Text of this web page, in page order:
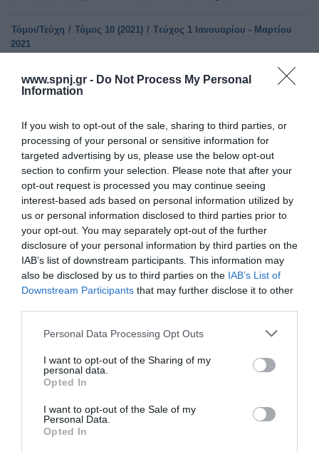
www.spnj.gr - Do Not Process My Personal
Information
If you wish to opt-out of the sale, sharing to third parties, or
processing of your personal or sensitive information for
targeted advertising by us, please use the below opt-out
section to confirm your selection. Please note that after your
opt-out request is processed you may continue seeing
interest-based ads based on personal information utilized by
us or personal information disclosed to third parties prior to
your opt-out. You may separately opt-out of the further
disclosure of your personal information by third parties on the
IAB’s list of downstream participants. This information may
also be disclosed by us to third parties on the IAB’s List of
Downstream Participants that may further disclose it to other
Personal Data Processing Opt Outs
I want to opt-out of the Sharing of my
personal data.
Opted In
I want to opt-out of the Sale of my
Personal Data.
Opted In
Τόμοι/Τεύχη / Τόμος 10 (2021) / Tεύχος 1 Ιανουαρίου - Μαρτίου
2021
ΥΠΟΚΕΙΜΕΝΙΚΗ ΑΞΙΟΛΟΓΗΣΗ ΤΩΝ ΕΠΙΠΤΩΣΕΩΝ ΤΗΣ
ΑΚΤΙΝΟΒΟΛΙΑΣ ΣΤΗΝ ΥΓΕΙΑ ΤΩΝ ΧΕΙΡΙΣΤΩΝ ΙΑΤΡΙΚΩΝ
Παρασκευή, 1 Ιανουαρίου 2021
Εισαγωγή: Οι επαγγελματίες υγείας, αντιμετωπίζουν διάφορους
επαγγελματικούς κινδύνους, συμπεριλαμβανομένης της ιονίζουσας
ακτινοβολίας, κατά τη διάρκεια ορισμένων εξετάσεων, η οποία
μπορεί να οδηγήσει σε σοβαρές επιπτώσεις στην υγεία. Σκοπός:
Η παρούσα έρευνα εκτιμά τις επιπτώσεις της έκθεσης σε
ακτινοβολία, στην υγεία των χειριστών ιατρικών συσκευών και των
εργαζομένων στη συλλογή ραδιενεργών αποβλήτων,
Αρχική
Καλωσόρισμα
Εθνική Αναγνώριση
Συγγραφείς